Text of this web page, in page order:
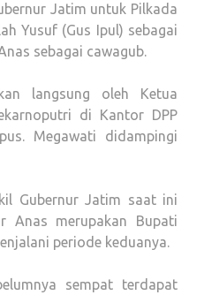
Jatim untuk Pilkada
Yusuf (Gus Ipul) sebagai
sebagai cawagub.
langsung oleh Ketua
di Kantor DPP
Megawati didampingi
Gubernur Jatim saat ini
Anas merupakan Bupati
periode keduanya.
sempat terdapat